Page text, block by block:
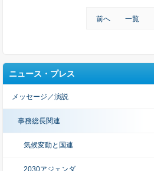
前へ 一覧
ニュース・プレス
メッセージ／演説
事務総長関連
気候変動と国連
2030アジェンダ